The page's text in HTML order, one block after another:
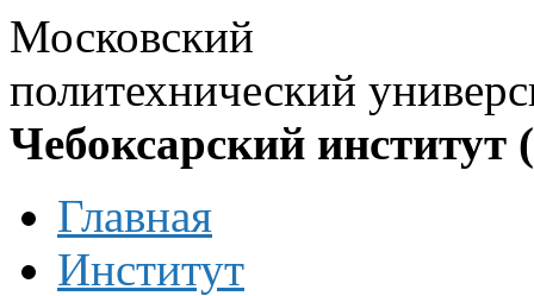
Московский
политехнический
Чебоксарский институт
Главная
Институт